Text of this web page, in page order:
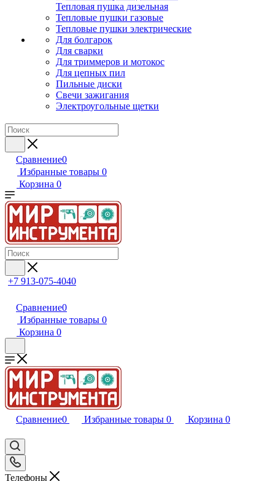
Тепловая пушка дизельная
Тепловые пушки газовые
Тепловые пушки электрические
Для болгарок
Для сварки
Для триммеров и мотокос
Для цепных пил
Пильные диски
Свечи зажигания
Электроугольные щетки
Сравнение0
Избранные товары 0
Корзина 0
+7 913-075-4040
Сравнение0
Избранные товары 0
Корзина 0
Сравнение0 Избранные товары 0 Корзина 0
Телефоны